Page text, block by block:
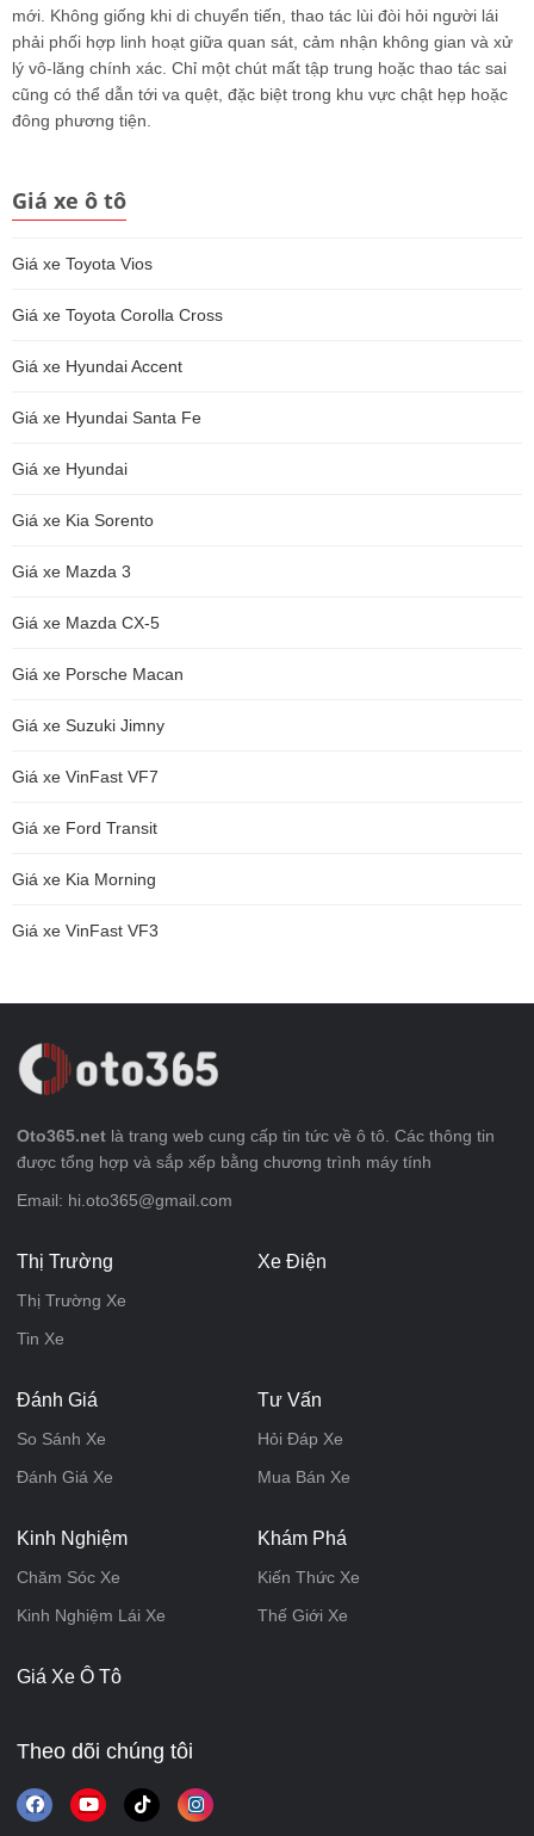
mới. Không giống khi di chuyển tiến, thao tác lùi đòi hỏi người lái
phải phối hợp linh hoạt giữa quan sát, cảm nhận không gian và xử
lý vô-lăng chính xác. Chỉ một chút mất tập trung hoặc thao tác sai
cũng có thể dẫn tới va quệt, đặc biệt trong khu vực chật hẹp hoặc
đông phương tiện.
Giá xe ô tô
Giá xe Toyota Vios
Giá xe Toyota Corolla Cross
Giá xe Hyundai Accent
Giá xe Hyundai Santa Fe
Giá xe Hyundai
Giá xe Kia Sorento
Giá xe Mazda 3
Giá xe Mazda CX-5
Giá xe Porsche Macan
Giá xe Suzuki Jimny
Giá xe VinFast VF7
Giá xe Ford Transit
Giá xe Kia Morning
Giá xe VinFast VF3
Oto365.net là trang web cung cấp tin tức về ô tô. Các thông tin
được tổng hợp và sắp xếp bằng chương trình máy tính
Email: hi.oto365@gmail.com
Thị Trường
Thị Trường Xe
Tin Xe
Xe Điện
Đánh Giá
So Sánh Xe
Đánh Giá Xe
Tư Vấn
Hỏi Đáp Xe
Mua Bán Xe
Kinh Nghiệm
Chăm Sóc Xe
Kinh Nghiệm Lái Xe
Khám Phá
Kiến Thức Xe
Thế Giới Xe
Giá Xe Ô Tô
Theo dõi chúng tôi